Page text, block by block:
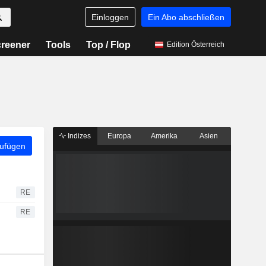
Einloggen Ein Abo abschließen
Tools Top / Flop Edition Österreich
RE
RE
Indizes Europa Amerika Asien